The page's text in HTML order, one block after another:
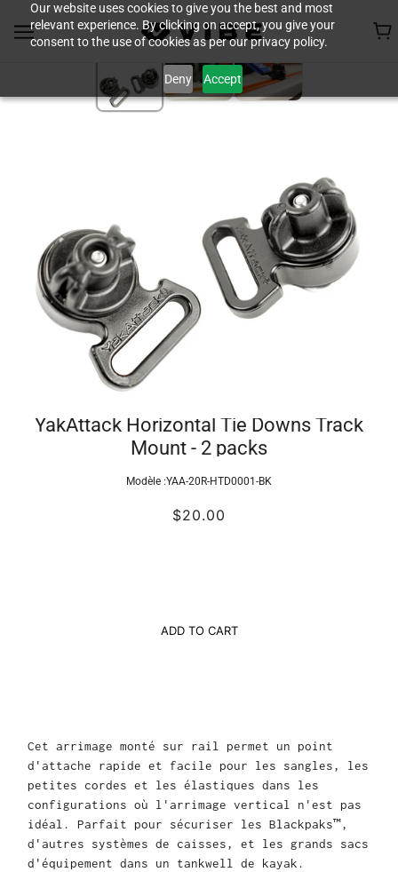
Our website uses cookies to give you the best and most
relevant experience. By clicking on accept, you give your
consent to the use of cookies as per our privacy policy.
Deny Accept
YakAttack Horizontal Tie Downs Track
Mount - 2 packs
Modèle :YAA-20R-HTD0001-BK
$20.00
ADD TO CART
Cet arrimage monté sur rail permet un point
d'attache rapide et facile pour les sangles, les
petites cordes et les élastiques dans les
configurations où l'arrimage vertical n'est pas
idéal. Parfait pour sécuriser les Blackpaks™,
d'autres systèmes de caisses, et les grands sacs
d'équipement dans un tankwell de kayak.